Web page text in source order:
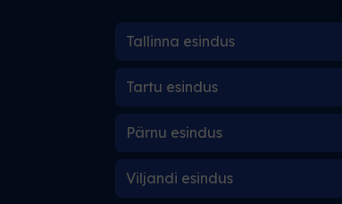
Tallinna esindus
Tartu esindus
Pärnu esindus
Viljandi esindus